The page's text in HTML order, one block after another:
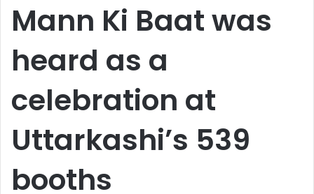
Mann Ki Baat was
heard as a
celebration at
Uttarkashi’s 539
booths